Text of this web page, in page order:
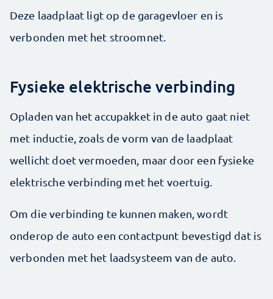
Deze laadplaat ligt op de garage­vloer en is
verbonden met het stroomnet.
Fysieke elektrische verbinding
Opladen van het accupakket in de auto gaat niet
met inductie, zoals de vorm van de laadplaat
wellicht doet vermoeden, maar door een fysieke
elektrische verbinding met het voertuig.
Om die verbinding te kunnen maken, wordt
onderop de auto een contactpunt bevestigd dat is
verbonden met het laadsysteem van de auto.